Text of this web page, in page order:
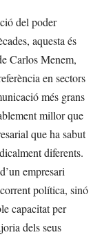
del poder
aquesta és
Carlos Menem,
en sectors
més grans
millor que
que ha sabut
diferents.
empresari
política, sinó
capacitat per
dels seus